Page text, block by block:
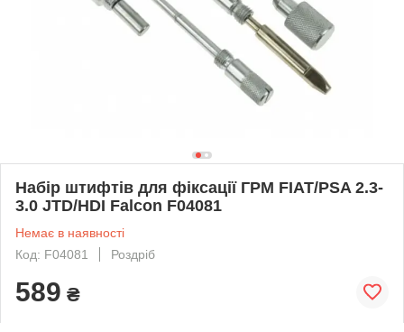
Набір штифтів для фіксації ГРМ FIAT/PSA 2.3-
3.0 JTD/HDI Falcon F04081
Немає в наявності
Код: F04081
Роздріб
589 ₴